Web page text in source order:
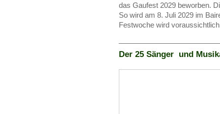
das Gaufest 2029 beworben.
So wird am 8. Juli 2029 im
Festwoche wird
Der 25 Sänger und